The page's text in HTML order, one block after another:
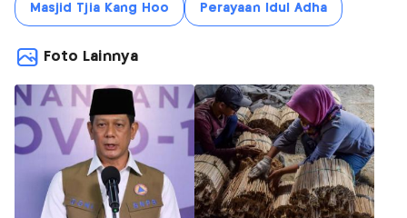
Masjid Tjia Kang Hoo Perayaan Idul Adha
Foto Lainnya